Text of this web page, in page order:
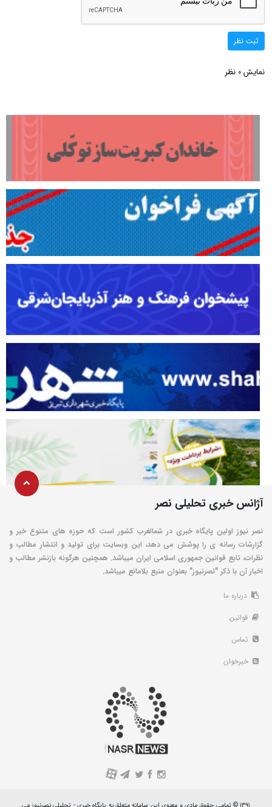
ثبت نظر
نمایش 0 نظر
آژانس خبری تحلیلی نصر
نصر نیوز اولین پایگاه خبری در شمالغرب کشور است که حوزه های متنوع خبر و
گزارشات رسانه ی را پوشش می دهد، این وبسایت برای تولید و انتشار مطالب و
نظرات، تابع قوانین جمهوری اسلامی ایران میباشد. همچنین هرگونه بازنشر مطالب و
اخبار آن با ذکر "نصرنیوز" بعنوان منبع بلامانع میباشد.
درباره ما
قوانین
تماس
خبرخوان
A
۱۳۹۱ © تمامی حقوق مادی و معنوی این سامانه متعلق به پایگاه خبری - تحلیلی نصرنیوز می